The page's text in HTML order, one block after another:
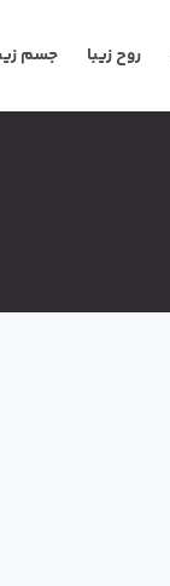
روح زیبا جسم